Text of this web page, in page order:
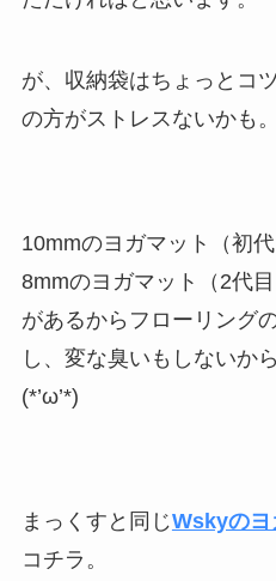
が、収納袋はちょっとコ
の方がストレスないかも。
10mmのヨガマット（初
8mmのヨガマット（2代
があるからフローリング
し、変な臭いもしないか
(*’ω’*)
まっくすと同じWskyのヨ
コチラ。